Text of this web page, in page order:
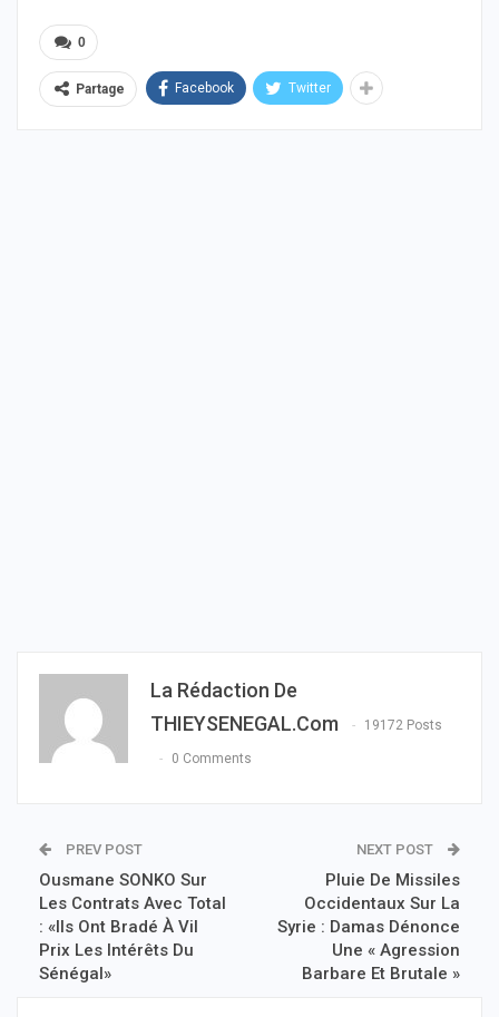
0
Partage Facebook Twitter
La Rédaction De
THIEYSENEGAL.com
19172 Posts
0 Comments
PREV POST
Ousmane SONKO Sur
Les Contrats Avec Total
: «Ils Ont Bradé À Vil
Prix Les Intérêts Du
Sénégal»
NEXT POST
Pluie De Missiles
Occidentaux Sur La
Syrie : Damas Dénonce
Une « Agression
Barbare Et Brutale »